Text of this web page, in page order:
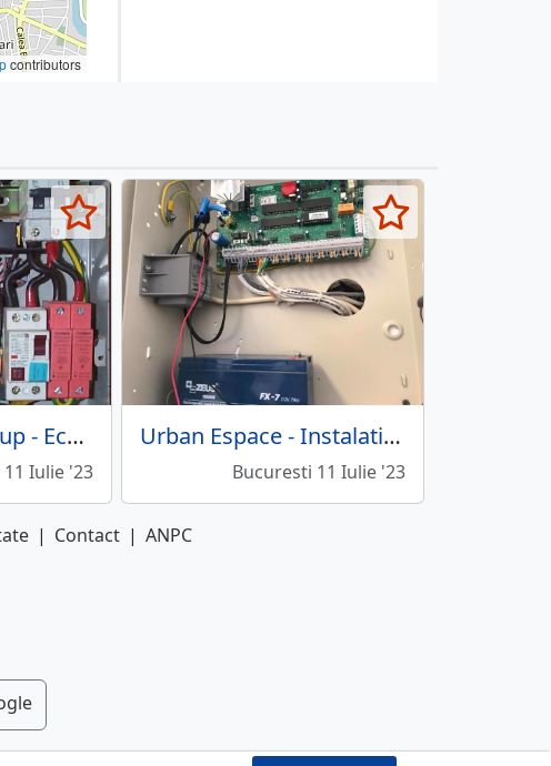
contributors
Focus Electric Grup - Echipamente si materiale instalatii electrice
Iulie '23
Urban Espace - Instalatii electrice
Bucuresti 11 Iulie '23
| Contact | ANPC